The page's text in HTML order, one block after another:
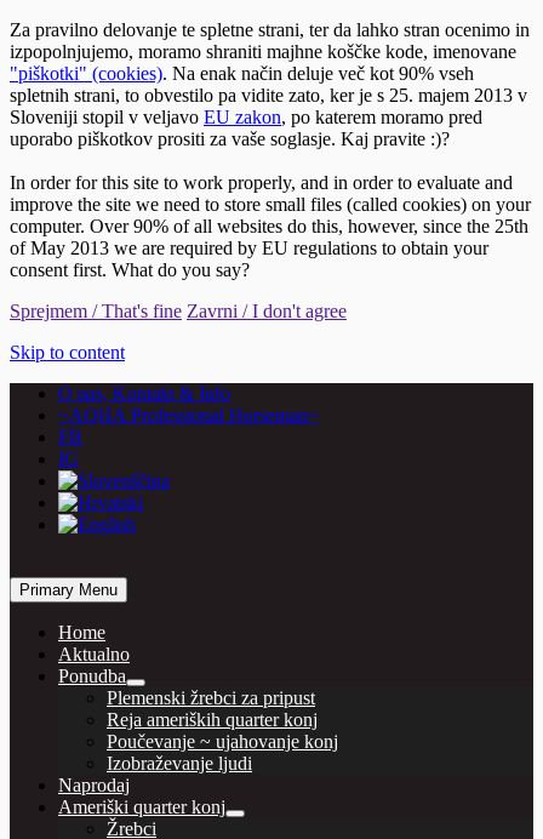
Za pravilno delovanje te spletne strani, ter da lahko stran ocenimo in
izpopolnjujemo, moramo shraniti majhne koščke kode, imenovane
"piškotki" (cookies). Na enak način deluje več kot 90% vseh
spletnih strani, to obvestilo pa vidite zato, ker je s 25. majem 2013 v
Sloveniji stopil v veljavo EU zakon, po katerem moramo pred
uporabo piškotkov prositi za vaše soglasje. Kaj pravite :)?
In order for this site to work properly, and in order to evaluate and
improve the site we need to store small files (called cookies) on your
computer. Over 90% of all websites do this, however, since the 25th
of May 2013 we are required by EU regulations to obtain your
consent first. What do you say?
Sprejmem / That's fine Zavrni / I don't agree
Skip to content
O nas, Kontakt & Info
~AQHA Professional Horseman~
FB
IG
Vašcer Quarter Horses
… horses are our passion
Primary Menu
Home
Aktualno
Ponudba
Plemenski žrebci za pripust
Reja ameriških quarter konj
Poučevanje ~ ujahovanje konj
Izobraževanje ljudi
Naprodaj
Ameriški quarter konj
Žrebci